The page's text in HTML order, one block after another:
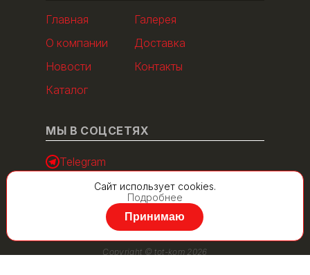
Copyright © tot-kom 2026
Главная
О компании
Новости
Каталог
Галерея
Доставка
Контакты
МЫ В СОЦСЕТЯХ
Telegram
Сайт использует cookies.
Подробнее
Принимаю